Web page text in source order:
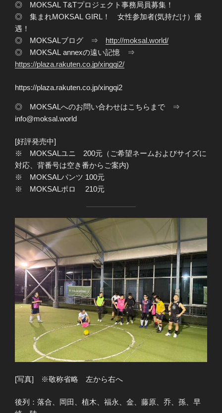
◎ MOKSAL T&Tプロジェクト事務局員募集！
◎ 集まれMOKSAL GIRL！ 女性参加者(気持だけ）優
遇！
◎ MOKSALブログ ⇒
http://moksal.world/
◎ MOKSAL annexの遠い記憶 ⇒
https://plaza.rakuten.co.jp/xingqi2/
https://plaza.rakuten.co.jp/xingqi2
◎ MOKSALへのお問い合わせはこちらまで ⇒
info@moksal.world
[好評発売中]
※ MOKSALユニ 200元（ご希望ネームおよびサイズに
対応、背番号は空き番からご案内)
※ MOKSALパンツ 100元
※ MOKSALポロ 210元
[写真] ※敬称省略 左から右へ
後列：落合、岡田、植木、福永、金、藤原、乔、孫、早